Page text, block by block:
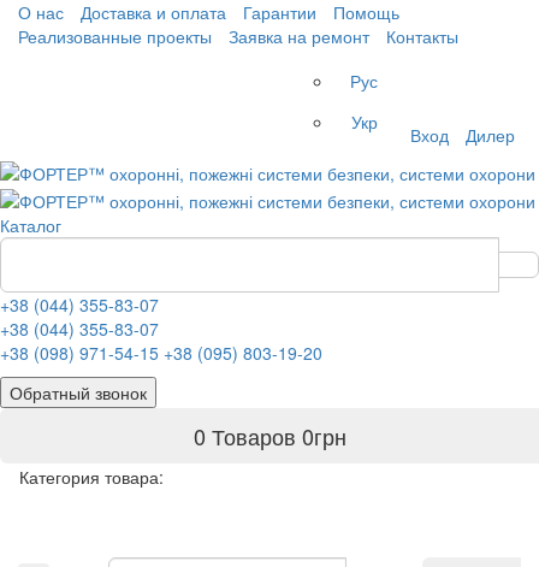
О нас Доставка и оплата Гарантии
Помощь
Реализованные проекты
Заявка на ремонт
Контакты
Рус
Укр
Вход Дилер
Каталог
+38 (044) 355-83-07
+38 (044) 355-83-07
+38 (098) 971-54-15 +38 (095) 803-19-20
Обратный звонок
0 Товаров 0грн
Категория товара: